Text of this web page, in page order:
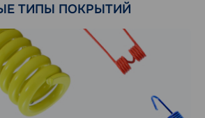
ТИПЫ ПОКРЫТИЙ